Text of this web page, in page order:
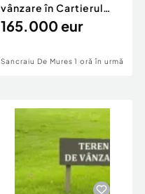
vânzare în Cartierul
Răsăritului,
165.000 eur
Sancraiu De Mures 1 oră în urmă